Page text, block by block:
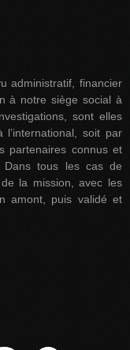
administratif, financier
à notre siège social à
sont elles
l’international, soit par
partenaires connus et
Dans tous les cas de
la mission, avec les
amont, puis validé et